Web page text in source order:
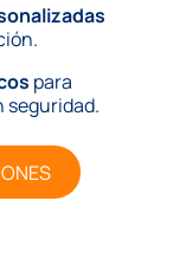
para
seguridad.